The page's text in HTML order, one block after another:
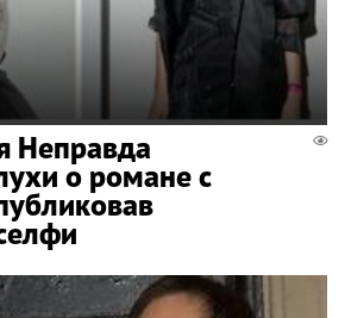
Неправда
о романе с